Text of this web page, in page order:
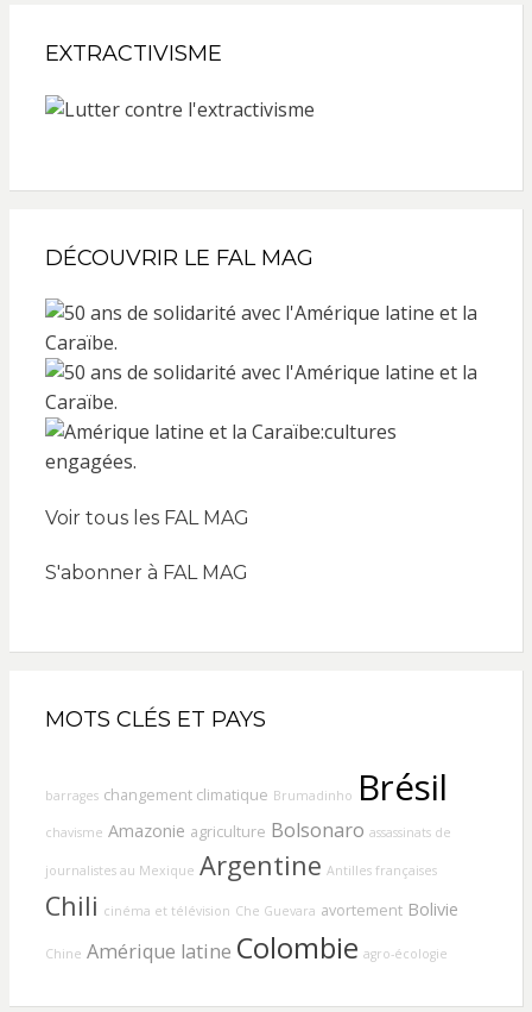
EXTRACTIVISME
DÉCOUVRIR LE FAL MAG
Voir tous les FAL MAG
S'abonner à FAL MAG
MOTS CLÉS ET PAYS
barrages changement climatique Brumadinho Brésil
chavisme Amazonie agriculture Bolsonaro assassinats de
journalistes au Mexique Argentine Antilles françaises
Chili cinéma et télévision Che Guevara avortement Bolivie
Chine Amérique latine Colombie agro-écologie